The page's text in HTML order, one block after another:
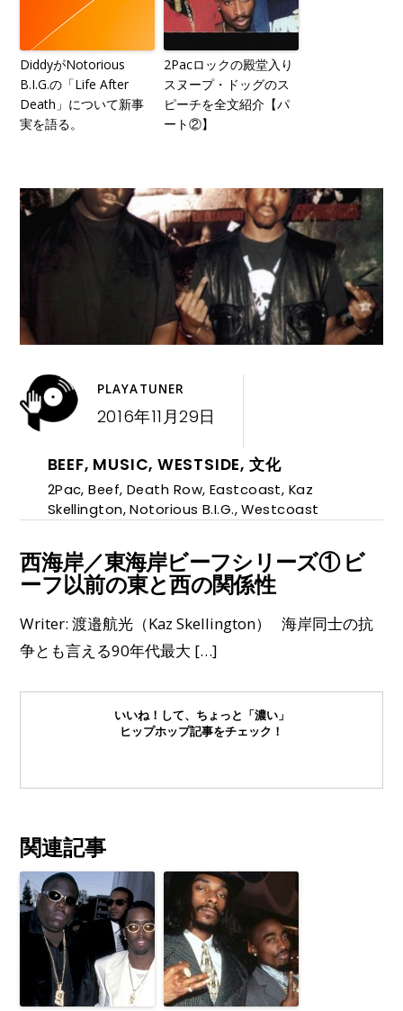
DiddyがNotorious
B.I.G.の「Life After
Death」について新事
実を語る。
2Pacロックの殿堂入り
スヌープ・ドッグのス
ピーチを全文紹介【パ
ート②】
PLAYATUNER
2016年11月29日
BEEF, MUSIC, WESTSIDE, 文化
2Pac,Beef, Death Row, Eastcoast, Kaz
Skellington,Notorious B.I.G.,Westcoast
西海岸／東海岸ビーフシリーズ① ビ
ーフ以前の東と西の関係性
Writer: 渡邉航光（Kaz Skellington） 海岸同士の抗
争とも言える90年代最大 […]
いいね！して、ちょっと「濃い」
ヒップホップ記事をチェック！
関連記事